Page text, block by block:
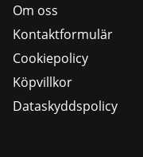
Om oss
Kontaktformulär
Cookiepolicy
Köpvillkor
Dataskyddspolicy